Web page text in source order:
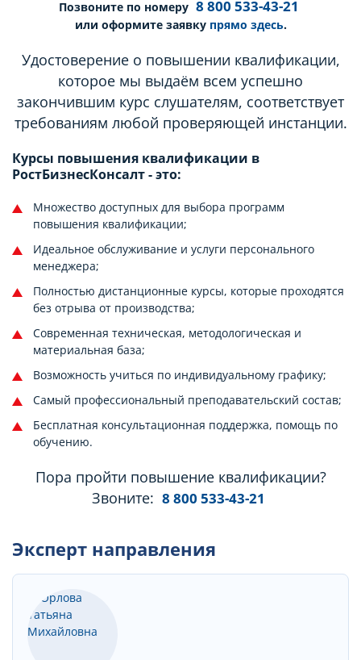
Позвоните по номеру 8 800 533-43-21
или оформите заявку прямо здесь.
Удостоверение о повышении квалификации,
которое мы выдаём всем успешно
закончившим курс слушателям, соответствует
требованиям любой проверяющей инстанции.
Курсы повышения квалификации в
РостБизнесКонсалт - это:
Множество доступных для выбора программ
повышения квалификации;
Идеальное обслуживание и услуги персонального
менеджера;
Полностью дистанционные курсы, которые проходятся
без отрыва от производства;
Современная техническая, методологическая и
материальная база;
Возможность учиться по индивидуальному графику;
Самый профессиональный преподавательский состав;
Бесплатная консультационная поддержка, помощь по
обучению.
Пора пройти повышение квалификации?
Звоните: 8 800 533-43-21
Эксперт направления